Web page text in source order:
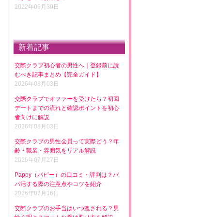
2022年06月30日
新着記事
交際クラブ初心者の男性へ｜登録前に読
むべき記事まとめ【完全ガイド】
2026年08月03日
交際クラブでオファーを受けたら？初回
デートまでの流れと確認ポイントを初心
者向けに解説
2026年08月03日
交際クラブの男性会員って実際どう？年
齢・職業・雰囲気をリアル解説
2026年07月27日
Pappy（パピー）の口コミ・評判は？パ
パ活する際の注意点やコツを紹介
2026年07月16日
交際クラブのお手当はいつ渡される？男